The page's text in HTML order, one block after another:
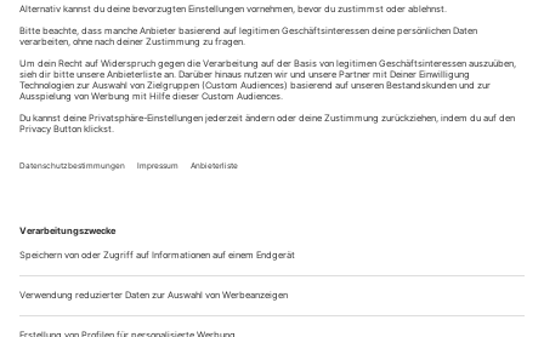
Welche Erlebnisse eignen sich für Paare?
Besonders beliebt sind Ballonfahrten, Wellness-
Wochenenden, Hubschrauberflüge, Fallschirmsprünge,
Kurzreisen, Baumhaus-Übernachtungen und kulinarische
Erlebnisse.
Was sind außergewöhnliche
Unternehmungen für Paare?
Außergewöhnliche Aktivitäten für Paare sind beispielsweise
Fallschirmspringen, Paragliding, Rennwagen fahren, Husky-